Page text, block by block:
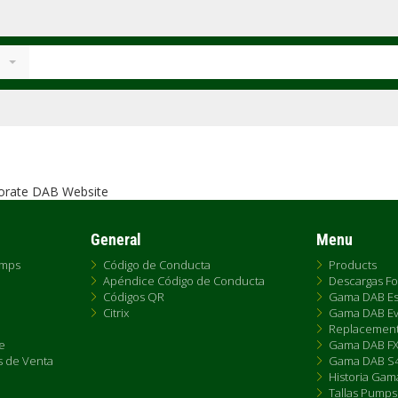
DAB Website
de Venta
General
Código de Conducta
Apéndice Código de Conducta
Códigos QR
Citrix
Menu
Products
Descargas
Gama DAB
Gama DAB
Gama DAB FX
Gama DAB
Historia
Tallas Pumps